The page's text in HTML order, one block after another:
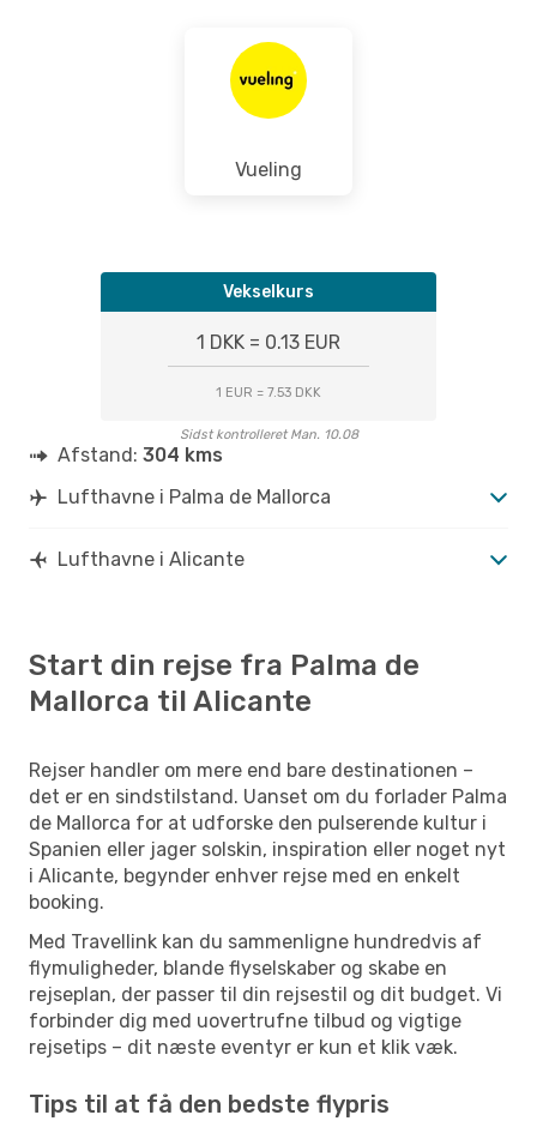
Vueling
Vekselkurs
1 DKK = 0.13 EUR
1 EUR = 7.53 DKK
Sidst kontrolleret Man. 10.08
Afstand: 304 kms
Lufthavne i Palma de Mallorca
Lufthavne i Alicante
Start din rejse fra Palma de
Mallorca til Alicante
Rejser handler om mere end bare destinationen –
det er en sindstilstand. Uanset om du forlader Palma
de Mallorca for at udforske den pulserende kultur i
Spanien eller jager solskin, inspiration eller noget nyt
i Alicante, begynder enhver rejse med en enkelt
booking.
Med Travellink kan du sammenligne hundredvis af
flymuligheder, blande flyselskaber og skabe en
rejseplan, der passer til din rejsestil og dit budget. Vi
forbinder dig med uovertrufne tilbud og vigtige
rejsetips – dit næste eventyr er kun et klik væk.
Tips til at få den bedste flypris